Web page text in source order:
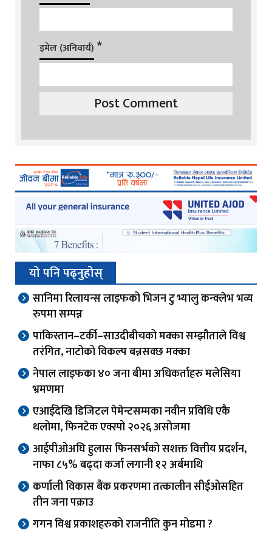
इमेल (अनिवार्य) *
यो पनि पढ्नुहोस्
सानिमा रिलायन्स लाइफको भिजन टु भ्यालु कन्क्लेभ भव्य
रुपमा सम्पन्न
पाकिस्तान–टर्की–साउदीबीचको मक्का सम्झौताले विश्व
तरंगित, नाटोको विकल्प बन्नसक्छ मक्का
नेपाल लाइफका ४० जना बीमा अधिकर्ताहरु मलेसिया
भ्रमणमा
एआईदेखि डिजिटल पेमेन्टसम्मका नवीन प्रविधि एकै
थलोमा, फिनटेक एक्स्पो २०२६ असोजमा
आईपीओअघि हुलास फिनसर्भको सशक्त वित्तीय प्रदर्शन,
नाफा ८५% बढ्दा कर्जा लगानी १२ अर्बमाथि
कर्णाली विकास बैंक प्रकरणमा तत्कालीन सीईओसहित
तीन जना पक्राउ
गगन विश्व प्रकाशहरुको राजनीति कुन मोडमा ?